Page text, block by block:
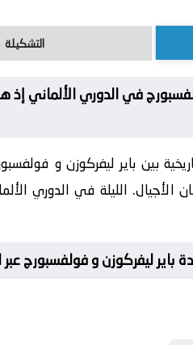
التشكيلة
في الدوري الألماني
بين باير ليفركوزن و
الليلة في الدوري
ليفركوزن و فولفسبورج عبر